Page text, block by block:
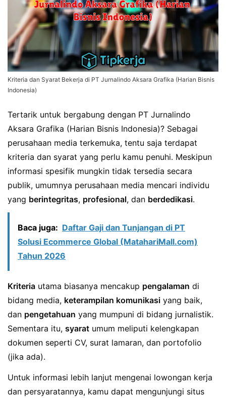
Kriteria dan Syarat Bekerja di PT Jurnalindo Aksara Grafika (Harian Bisnis
Indonesia)
Tertarik untuk bergabung dengan PT Jurnalindo
Aksara Grafika (Harian Bisnis Indonesia)? Sebagai
perusahaan media terkemuka, tentu saja terdapat
kriteria dan syarat yang perlu kamu penuhi. Meskipun
informasi spesifik mungkin tidak tersedia secara
publik, umumnya perusahaan media mencari individu
yang berintegritas, profesional, dan berdedikasi.
Baca juga: Daftar Gaji dan Tunjangan di PT
Solusi Ecommerce Global (MatahariMall.com)
Tahun 2026
Kriteria utama biasanya mencakup pengalaman di
bidang media, keterampilan komunikasi yang baik,
dan pengetahuan yang mumpuni di bidang jurnalistik.
Sementara itu, syarat umum meliputi kelengkapan
dokumen seperti CV, surat lamaran, dan portofolio
(jika ada).
Untuk informasi lebih lanjut mengenai lowongan kerja
dan persyaratannya, kamu dapat mengunjungi situs